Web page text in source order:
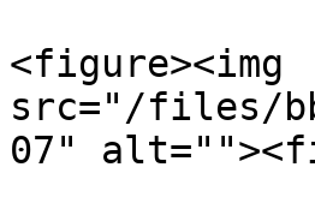
<figure><img
src="/files/
07"